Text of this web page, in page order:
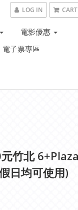
LOG IN CART
電影優惠
電子票專區
竹北
日均可使用)